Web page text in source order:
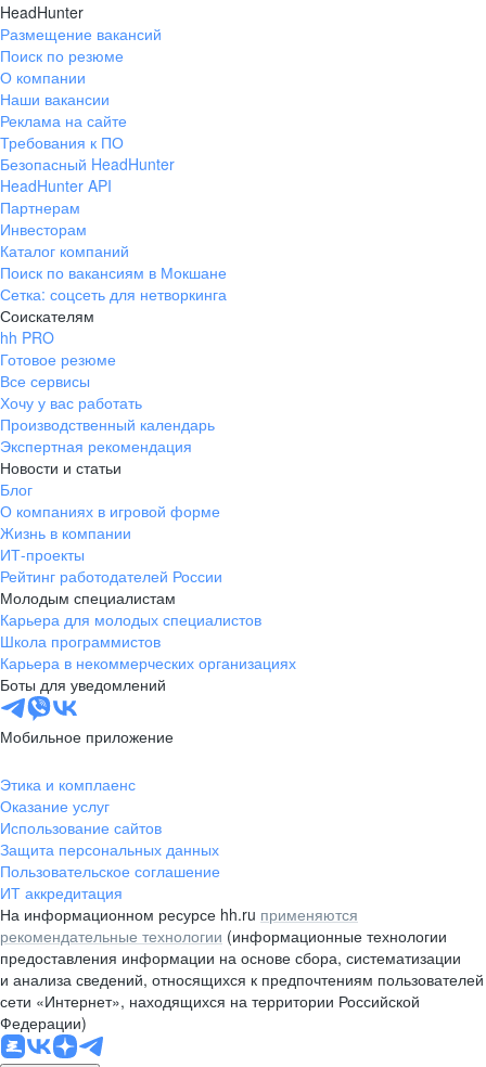
HeadHunter
Размещение вакансий
Поиск по резюме
О компании
Наши вакансии
Реклама на сайте
Требования к ПО
Безопасный HeadHunter
HeadHunter API
Партнерам
Инвесторам
Каталог компаний
Поиск по вакансиям в Мокшане
Сетка: соцсеть для нетворкинга
Соискателям
hh PRO
Готовое резюме
Все сервисы
Хочу у вас работать
Производственный календарь
Экспертная рекомендация
Новости и статьи
Блог
О компаниях в игровой форме
Жизнь в компании
ИТ-проекты
Рейтинг работодателей России
Молодым специалистам
Карьера для молодых специалистов
Школа программистов
Карьера в некоммерческих организациях
Боты для уведомлений
Мобильное приложение
Этика и комплаенс
Оказание услуг
Использование сайтов
Защита персональных данных
Пользовательское соглашение
ИТ аккредитация
На информационном ресурсе hh.ru применяются
рекомендательные технологии (информационные технологии
предоставления информации на основе сбора, систематизации
и анализа сведений, относящихся к предпочтениям пользователей
сети «Интернет», находящихся на территории Российской
Федерации)